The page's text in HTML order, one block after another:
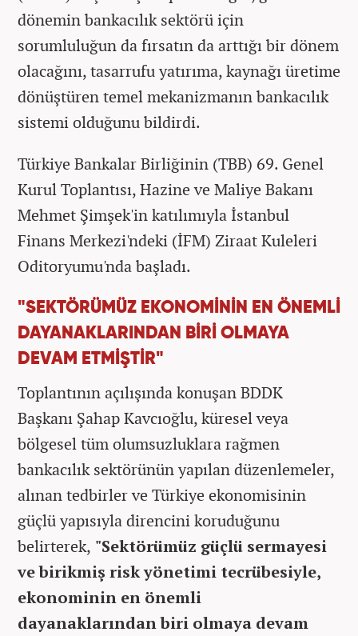
dönemin bankacılık sektörü için
sorumluluğun da fırsatın da arttığı bir dönem
olacağını, tasarrufu yatırıma, kaynağı üretime
dönüştüren temel mekanizmanın bankacılık
sistemi olduğunu bildirdi.
Türkiye Bankalar Birliğinin (TBB) 69. Genel
Kurul Toplantısı, Hazine ve Maliye Bakanı
Mehmet Şimşek'in katılımıyla İstanbul
Finans Merkezi'ndeki (İFM) Ziraat Kuleleri
Oditoryumu'nda başladı.
"SEKTÖRÜMÜZ EKONOMİNİN EN ÖNEMLİ
DAYANAKLARINDAN BİRİ OLMAYA
DEVAM ETMİŞTİR"
Toplantının açılışında konuşan BDDK
Başkanı Şahap Kavcıoğlu, küresel veya
bölgesel tüm olumsuzluklara rağmen
bankacılık sektörünün yapılan düzenlemeler,
alınan tedbirler ve Türkiye ekonomisinin
güçlü yapısıyla direncini koruduğunu
belirterek, "Sektörümüz güçlü sermayesi
ve birikmiş risk yönetimi tecrübesiyle,
ekonominin en önemli
dayanaklarından biri olmaya devam